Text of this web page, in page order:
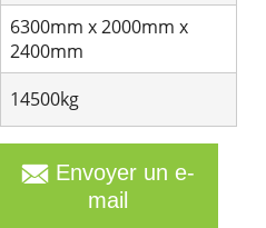
6300mm x 2000mm x
2400mm
14500kg
Envoyer un e-
mail